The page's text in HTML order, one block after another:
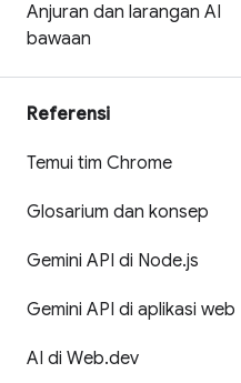
Anjuran dan larangan AI
bawaan
Referensi
Temui tim Chrome
Glosarium dan konsep
Gemini API di Node.js
Gemini API di aplikasi web
AI di Web.dev